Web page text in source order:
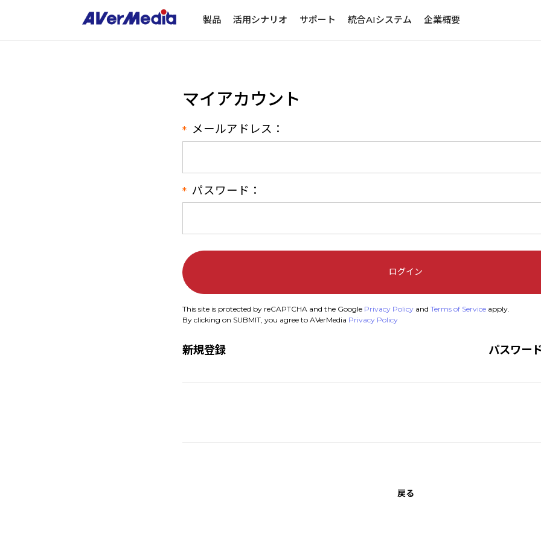
製品 活用シナリオ サポート 統合AIシステム 企業概要
マイアカウント
メールアドレス：
パスワード：
ログイン
This site is protected by reCAPTCHA and the Google Privacy Policy and Terms of Service apply.
By clicking on SUBMIT, you agree to AVerMedia Privacy Policy
新規登録 パスワー
戻る